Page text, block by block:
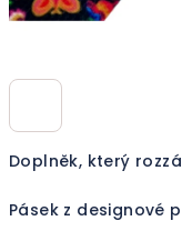
Doplněk, který
Pásek z designové